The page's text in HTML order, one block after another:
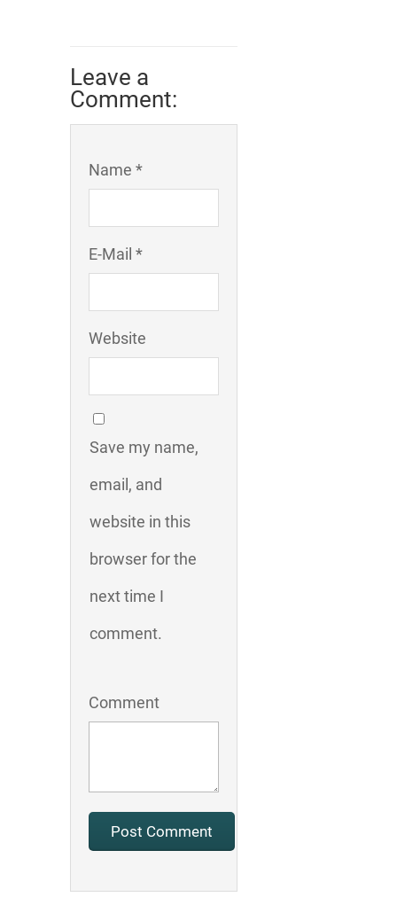
Leave a
Comment:
Name *
E-Mail *
Website
Save my name,
email, and
website in this
browser for the
next time I
comment.
Comment